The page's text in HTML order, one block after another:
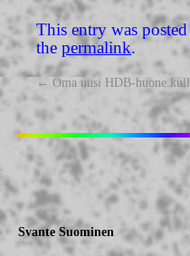
This entry was
the permalink.
← Oma uusi HDB-huone
Svante Suominen